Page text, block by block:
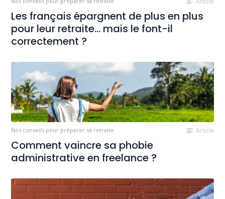
Les français épargnent de plus en plus
pour leur retraite… mais le font-il
correctement ?
Nos conseils pour préparer sa retraite Article
Comment vaincre sa phobie
administrative en freelance ?